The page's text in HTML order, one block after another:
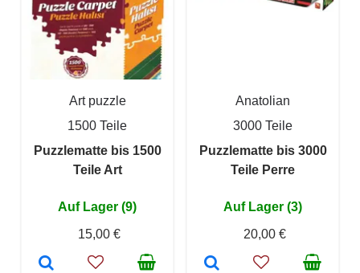
Art puzzle
1500 Teile
Puzzlematte bis 1500
Teile Art
Auf Lager (9)
15,00 €
Anatolian
3000 Teile
Puzzlematte bis 3000
Teile Perre
Auf Lager (3)
20,00 €